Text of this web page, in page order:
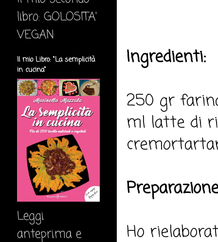
Ingredienti:
250 gr
ml latte di
Ho
libro: GOLOSITA'
VEGAN
Il mio Libro: "La semplicità
in cucina"
Leggi
anteprima e